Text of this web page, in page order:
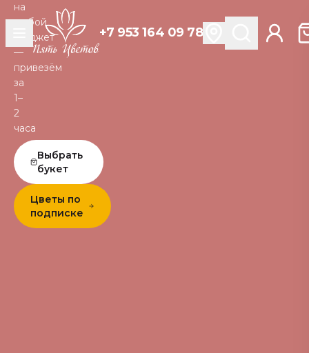
+7 953 164 09 78
на
любой
бюджет
—
привезём
за
1–
2
часа
Выбрать
букет
Цветы по
подписке